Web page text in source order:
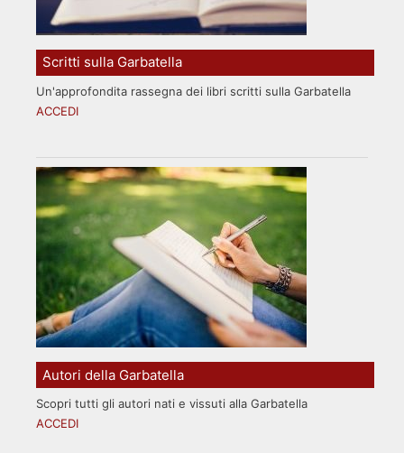
Scritti sulla Garbatella
Un'approfondita rassegna dei libri scritti sulla Garbatella
ACCEDI
Autori della Garbatella
Scopri tutti gli autori nati e vissuti alla Garbatella
ACCEDI